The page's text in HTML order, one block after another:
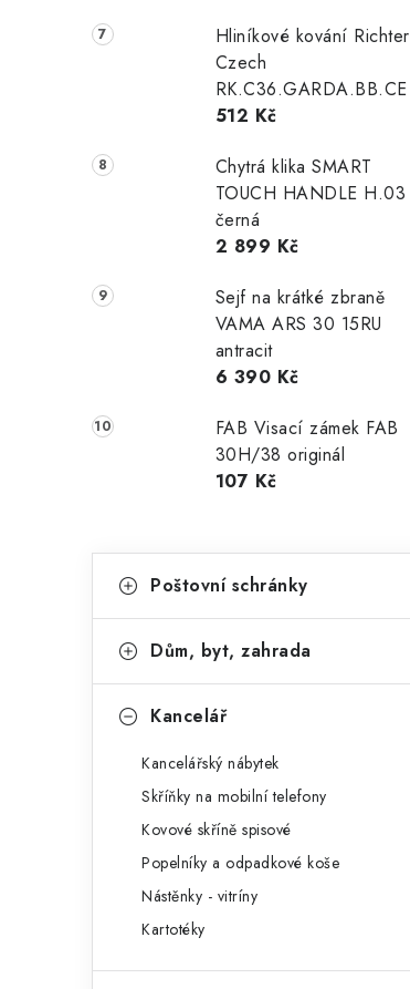
Hliníkové kování Richter
Czech
RK.C36.GARDA.BB.CE
512 Kč
Chytrá klika SMART
TOUCH HANDLE H.03
černá
2 899 Kč
Sejf na krátké zbraně
VAMA ARS 30 15RU
antracit
6 390 Kč
FAB Visací zámek FAB
30H/38 originál
107 Kč
kategorie
a
e
Poštovní schránky
Dům, byt, zahrada
Kancelář
Kancelářský nábytek
Skříňky na mobilní telefony
Kovové skříně spisové
Popelníky a odpadkové koše
Nástěnky - vitríny
Kartotéky